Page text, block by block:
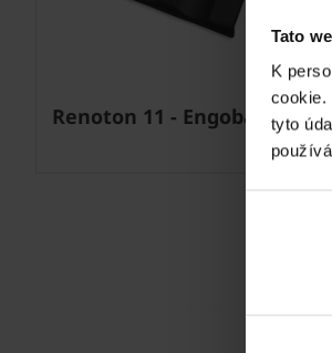
Tato
K
cookie.
tyto
Renoton 11 - Engoba grafen